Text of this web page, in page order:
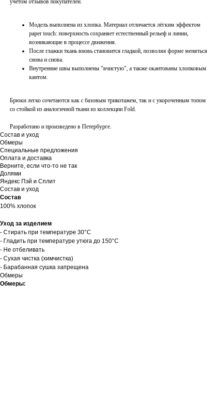
учётом отзывов покупателей.
Модель выполнена из хлопка. Материал отличается лёгким эффектом
paper touch: поверхность сохраняет естественный рельеф и линии,
возникающие в процессе движения.
После глажки ткань вновь становится гладкой, позволяя форме меняться
снова и снова.
Внутренние швы выполнены "вчистую", а также окантованы хлопковым
кантом.
Брюки легко сочетаются как с базовым трикотажем, так и с укороченным топом
со стойкой из аналогичной ткани из коллекции Fold.
Разработано и произведено в Петербурге.
Состав и уход
Обмеры
Специальные предложения
Оплата и доставка
Верните, если что-то не так
Долями
Яндекс Пэй и Сплит
Состав и уход
Состав
100% хлопок
Уход за изделием
- Стирать при температуре 30°C
- Гладить при температуре утюга до 150°C
- Не отбеливать
- Сухая чистка (химчистка)
- Барабанная сушка запрещена
Обмеры
Обмеры: